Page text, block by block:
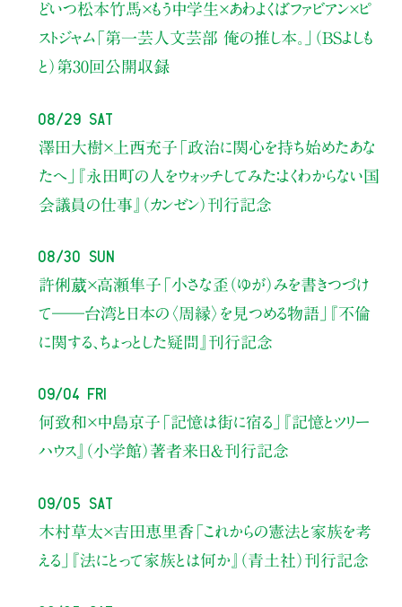
どいつ松本竹馬×もう中学生×あわよくばファビアン×ピ
ストジャム「第一芸人文芸部 俺の推し本。」（BSよしも
と） 第30回公開収録
08/29 Sat
澤田大樹×上西充子 「政治に関心を持ち始めたあな
たへ」
『永田町の人をウォッチしてみた：よくわからない国
会議員の仕事』（カンゼン）刊行記念
08/30 Sun
許俐葳×高瀬隼子 「小さな歪（ゆが）みを書きつづけ
て――台湾と日本の〈周縁〉を見つめる物語」
『不倫
に関する、ちょっとした疑問』刊行記念
09/04 Fri
何致和×中島京子 「記憶は街に宿る」
『記憶とツリー
ハウス』（小学館）著者来日＆刊行記念
09/05 Sat
木村草太×吉田恵里香 「これからの憲法と家族を考
える」
『法にとって家族とは何か』（青土社）刊行記念